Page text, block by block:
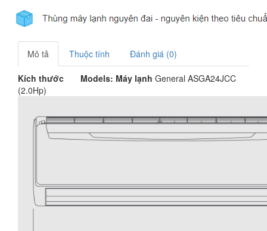
Mô tả Thuộc tính Đánh giá (0)
Kích thước Models: Máy lạnh General ASGA24JCC
(2.0Hp)